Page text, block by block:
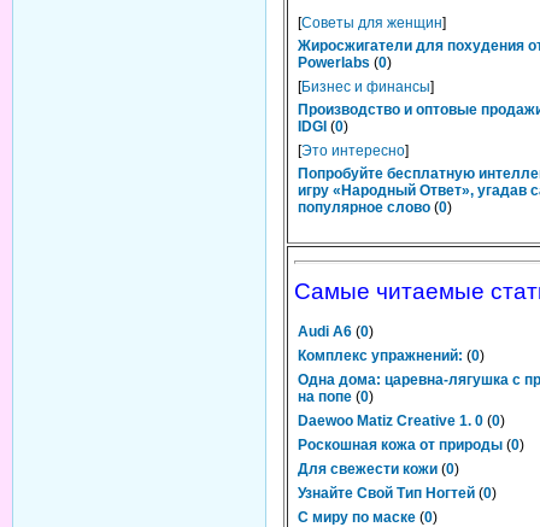
[Советы для женщин]
Жиросжигатели для похудения
Powerlabs (0)
[Бизнес и финансы]
Производство и оптовые
IDGI (0)
[Это интересно]
Попробуйте бесплатную
игру «Народный Ответ», угадав
популярное слово (0)
Самые читаемые
Audi A6 (0)
Комплекс упражнений: (0)
Одна дома: царевна-лягушка с
на попе (0)
Daewoo Matiz Creative 1. 0 (0)
Роскошная кожа от природы (0)
Для свежести кожи (0)
Узнайте Свой Тип Ногтей (0)
С миру по маске (0)